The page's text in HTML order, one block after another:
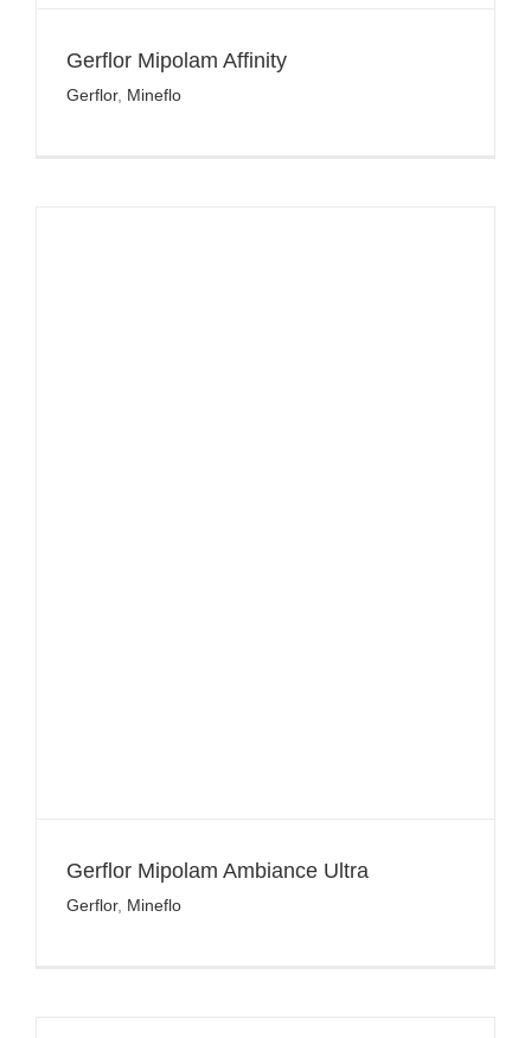
Gerflor Mipolam Affinity
Gerflor, Mineflo
Gerflor Mipolam Ambiance Ultra
Gerflor, Mineflo